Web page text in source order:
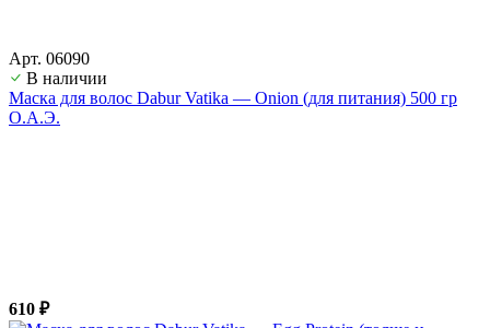
Арт. 06090
В наличии
Маска для волос Dabur Vatika — Onion (для питания) 500 гр
О.А.Э.
610 ₽